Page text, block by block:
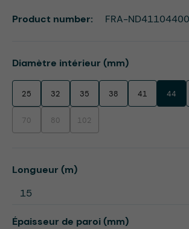
Select
Diamètre intérieur (mm)
25 32 35 38 41 44
70(This option is currently unavailable.)
80(This option is currently unavailable.)
102(This option is currently
Select
Longueur (m)
Select
Épaisseur de paroi (mm)
Product number: FRA-